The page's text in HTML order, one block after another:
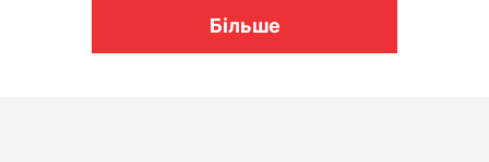
Більше